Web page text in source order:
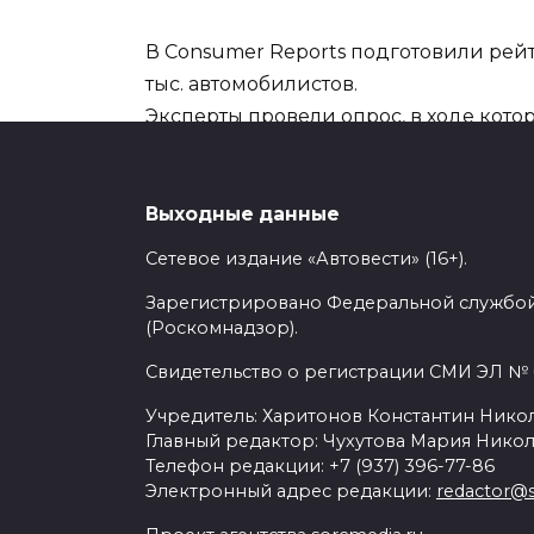
В Consumer Reports подготовили
тыс. автомобилистов.
Эксперты провели опрос, в ходе
После подведения итогов опроса и
Это оказался самый высокий
Honda.
Если говорить о моделях, то с
а вот худший результат оказался у
Выходные данные
Сетевое издание «Автовести» (16+).
Зарегистрировано Федеральной
(Роскомнадзор).
Свидетельство о регистрации СМИ ЭЛ №
Учредитель: Харитонов Константин
Главный редактор: Чухутова Мария
Телефон редакции: +7 (937) 396-77-86
Электронный адрес редакции: